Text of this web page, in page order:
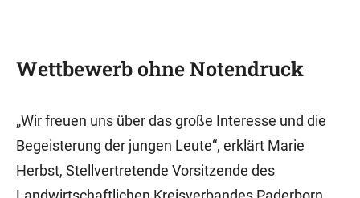
Wettbewerb ohne Notendruck
„Wir freuen uns über das große Interesse und die
Begeisterung der jungen Leute“, erklärt Marie
Herbst, Stellvertretende Vorsitzende des